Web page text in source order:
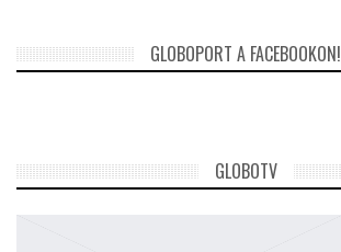
GLOBOPORT A FACEBOOKON!
GLOBOTV